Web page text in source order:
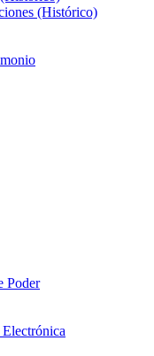
(Histórico)
Poder